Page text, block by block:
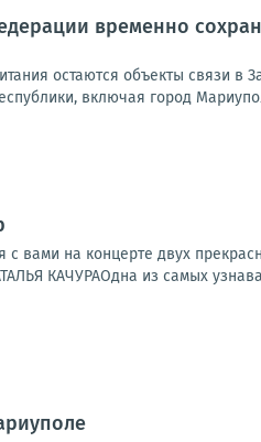
временно
остаются объекты связи
включая город
с вами на концерте двух
КАЧУРАОдна из самых